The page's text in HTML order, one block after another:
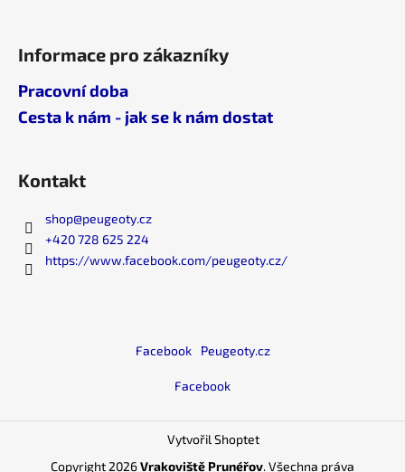
Informace pro zákazníky
Pracovní doba
Cesta k nám - jak se k nám dostat
Kontakt
shop@peugeoty.cz
+420 728 625 224
https://www.facebook.com/peugeoty.cz/
Facebook Peugeoty.cz
Facebook
Vytvořil Shoptet
Copyright 2026Vrakoviště Prunéřov. Všechna práva